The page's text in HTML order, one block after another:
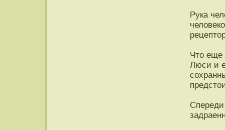
Рука
Что еще
Люси и